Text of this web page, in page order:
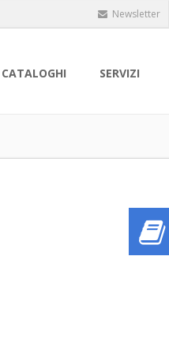
Newsletter
CATALOGHI SERVIZI